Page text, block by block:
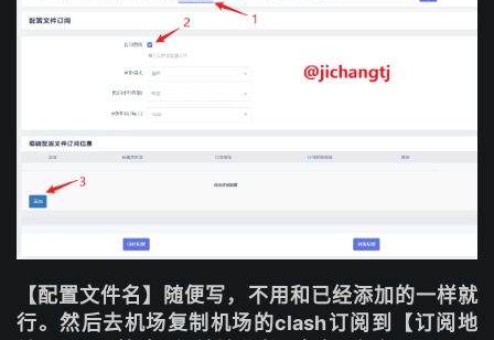
【配置文件名】随便写，不用和已经添加的一样就
行。然后去机场复制机场的clash订阅到【订阅地